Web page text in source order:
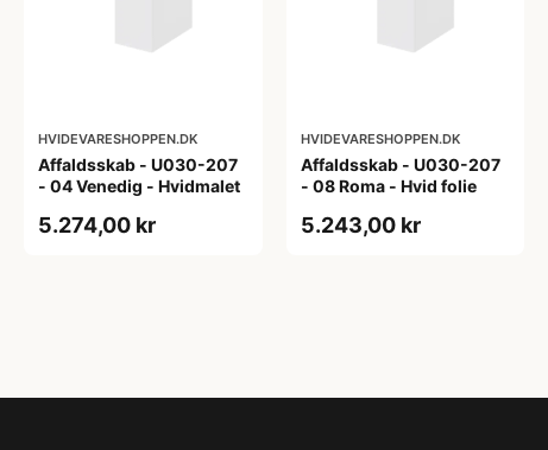
HVIDEVARESHOPPEN.DK
Affaldsskab - U030-207
- 04 Venedig - Hvidmalet
5.274,00 kr
HVIDEVARESHOPPEN.DK
Affaldsskab - U030-207
- 08 Roma - Hvid folie
5.243,00 kr